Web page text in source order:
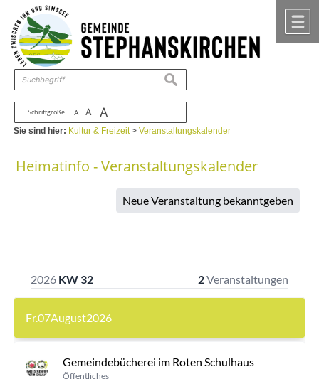
Zum Inhalt ,zur Navigation
Schriftgröße A A A
suchen
Sie sind hier: Kultur & Freizeit>Veranstaltungskalender
Heimatinfo - Veranstaltungskalender